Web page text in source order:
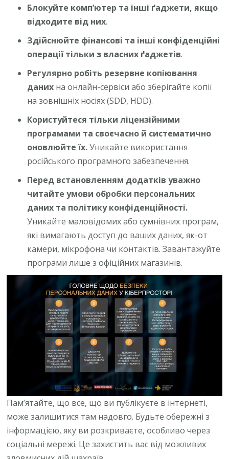
Блокуйте комп’ютер та інші ґаджети, якщо
відходите від них.
Здійснюйте фінансові та інші конфіденційні
операції тільки з власних ґаджетів.
Регулярно робіть резервне копіювання
даних на онлайн-сервіси або зберігайте копії
на зовнішніх носіях (SDD, HDD).
Користуйтеся тільки ліцензійними
програмами та своєчасно й систематично
оновлюйте їх.Уникайте використання
російського програмного забезпечення.
Перед встановленням додатків уважно
читайте умови обробки персональних
даних та політику конфіденційності.
Уникайте маловідомих або сумнівних програм,
які вимагають доступ до ваших даних, як-от
камери, мікрофона чи контактів. Завантажуйте
програми лише з офіційних магазинів.
Пам’ятайте, що все, що ви публікуєте в інтернеті,
може залишитися там надовго. Будьте обережні з
інформацією, яку ви розкриваєте, особливо через
соціальні мережі. Це захистить вас від можливих